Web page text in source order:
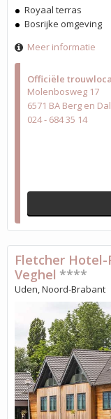
Officiële
Molenbosweg 17
6571 BA Berg en Dal
024 - 684 35 14
Royaal terras
Bosrijke omgeving
Meer informatie
Fletcher
Veghel ****
Uden, Noord-Brabant